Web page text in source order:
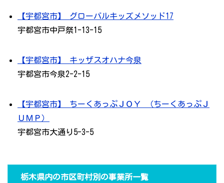
【宇都宮市】 グローバルキッズメソッド17
宇都宮市中戸祭1-13-15
【宇都宮市】 キッザスオハナ今泉
宇都宮市今泉2-2-15
【宇都宮市】 ちーくあっぷＪＯＹ （ちーくあっぷＪ
ＵＭＰ）
宇都宮市大通り5-3-5
栃木県内の市区町村別の事業所一覧